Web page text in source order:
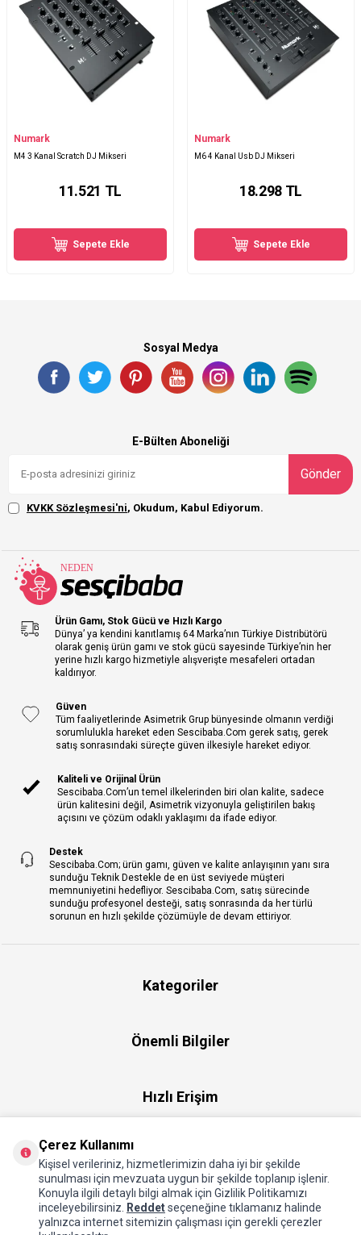
Numark
M4 3 Kanal Scratch DJ Mikseri
11.521 TL
Sepete Ekle
Numark
M6 4 Kanal Usb DJ Mikseri
18.298TL
Sepete Ekle
Sosyal Medya
E-Bülten Aboneliği
Gönder
KVKK Sözleşmesi'ni, Okudum, Kabul Ediyorum.
Ürün Gamı, Stok Gücü ve Hızlı Kargo
Dünya’ ya kendini kanıtlamış 64 Marka’nın Türkiye Distribütörü
olarak geniş ürün gamı ve stok gücü sayesinde Türkiye’nin her
yerine hızlı kargo hizmetiyle alışverişte mesafeleri ortadan
kaldırıyor.
Güven
Tüm faaliyetlerinde Asimetrik Grup bünyesinde olmanın verdiği
sorumlulukla hareket eden Sescibaba.Com gerek satış, gerek
satış sonrasındaki süreçte güven ilkesiyle hareket ediyor.
Kaliteli ve Orijinal Ürün
Sescibaba.Com’un temel ilkelerinden biri olan kalite, sadece
ürün kalitesini değil, Asimetrik vizyonuyla geliştirilen bakış
açısını ve çözüm odaklı yaklaşımı da ifade ediyor.
Destek
Sescibaba.Com; ürün gamı, güven ve kalite anlayışının yanı sıra
sunduğu Teknik Destekle de en üst seviyede müşteri
memnuniyetini hedefliyor. Sescibaba.Com, satış sürecinde
sunduğu profesyonel desteği, satış sonrasında da her türlü
sorunun en hızlı şekilde çözümüyle de devam ettiriyor.
Kategoriler
Önemli Bilgiler
Hızlı Erişim
Hakkımızda
Çerez Kullanımı
Kişisel verileriniz, hizmetlerimizin daha iyi bir şekilde
sunulması için mevzuata uygun bir şekilde toplanıp işlenir.
Konuyla ilgili detaylı bilgi almak için Gizlilik Politikamızı
inceleyebilirsiniz.
Reddetseçeneğine tıklamanız halinde
yalnızca internet sitemizin çalışması için gerekli çerezler